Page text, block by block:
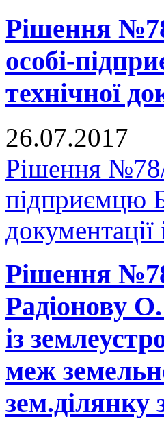
Рішення
особі-
технічної
26.07.2017
Рішення №78/
підприємцю
Рішення
Радіонову
із
меж